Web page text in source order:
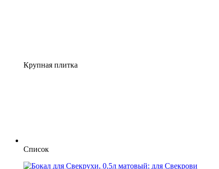
Крупная плитка
Список